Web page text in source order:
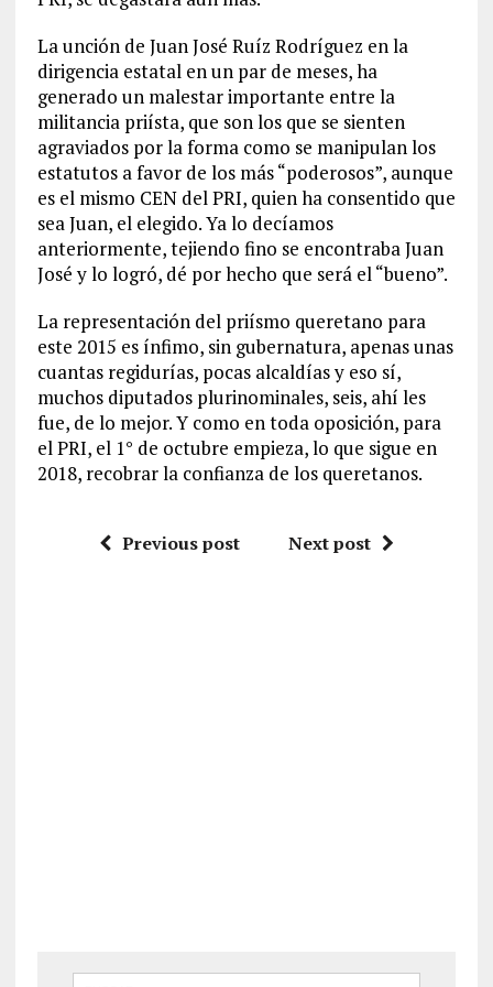
La unción de Juan José Ruíz Rodríguez en la
dirigencia estatal en un par de meses, ha
generado un malestar importante entre la
militancia priísta, que son los que se sienten
agraviados por la forma como se manipulan los
estatutos a favor de los más “poderosos”, aunque
es el mismo CEN del PRI, quien ha consentido que
sea Juan, el elegido. Ya lo decíamos
anteriormente, tejiendo fino se encontraba Juan
José y lo logró, dé por hecho que será el “bueno”.
La representación del priísmo queretano para
este 2015 es ínfimo, sin gubernatura, apenas unas
cuantas regidurías, pocas alcaldías y eso sí,
muchos diputados plurinominales, seis, ahí les
fue, de lo mejor. Y como en toda oposición, para
el PRI, el 1° de octubre empieza, lo que sigue en
2018, recobrar la confianza de los queretanos.
Previous post Next post